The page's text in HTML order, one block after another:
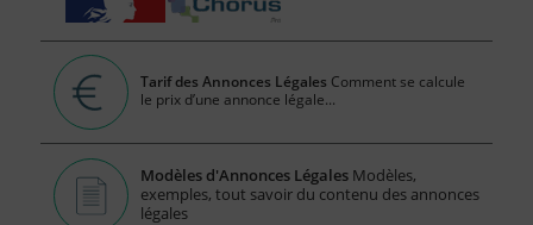
Tarif des Annonces Légales Comment se calcule
le prix d’une annonce légale...
Modèles d'Annonces Légales Modèles,
exemples, tout savoir du contenu des annonces
légales